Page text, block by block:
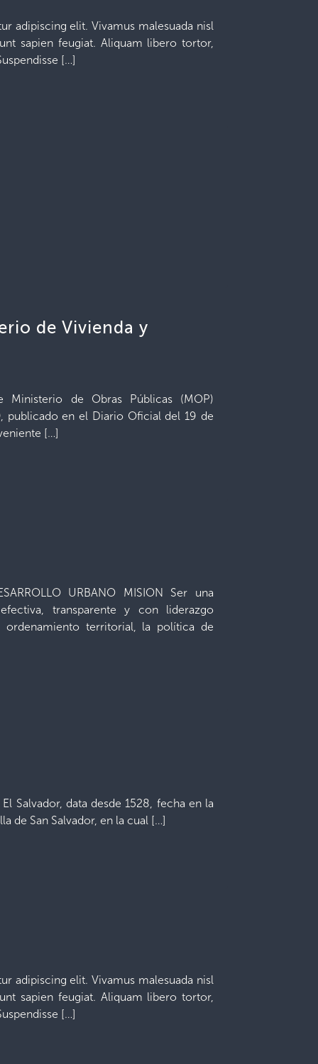
adipiscing elit. Vivamus malesuada nisl
sapien feugiat. Aliquam libero tortor,
[…]
de Vivienda y
Ministerio de Obras Públicas (MOP)
publicado en el Diario Oficial del 19 de
[…]
URBANO MISION Ser una
transparente y con liderazgo
territorial, la política de
Salvador, data desde 1528, fecha en la
de San Salvador, en la cual […]
adipiscing elit. Vivamus malesuada nisl
sapien feugiat. Aliquam libero tortor,
[…]